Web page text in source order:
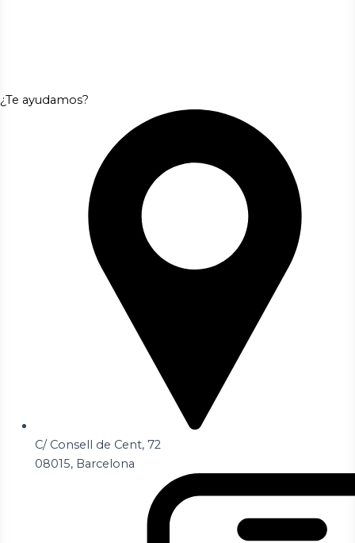
¿Te ayudamos?
C/ Consell de Cent, 72
08015, Barcelona